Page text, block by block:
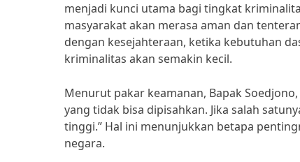
menjadi kunci utama bagi tingkat
masyarakat akan merasa aman dan
dengan kesejahteraan, ketika kebutuhan
kriminalitas akan semakin kecil.
Menurut pakar keamanan, Bapak
yang tidak bisa dipisahkan. Jika salah
tinggi.” Hal ini menunjukkan betapa
negara.